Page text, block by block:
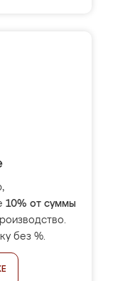
10% от суммы
без %.